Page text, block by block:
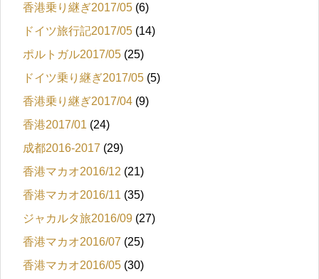
香港乗り継ぎ2017/05 (6)
ドイツ旅行記2017/05 (14)
ポルトガル2017/05 (25)
ドイツ乗り継ぎ2017/05 (5)
香港乗り継ぎ2017/04 (9)
香港2017/01 (24)
成都2016-2017 (29)
香港マカオ2016/12 (21)
香港マカオ2016/11 (35)
ジャカルタ旅2016/09 (27)
香港マカオ2016/07 (25)
香港マカオ2016/05 (30)